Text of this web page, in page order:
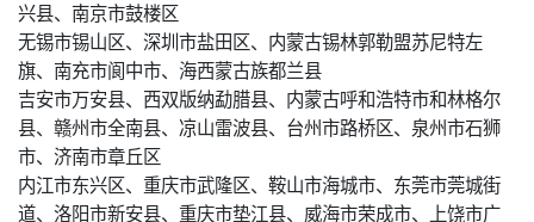
兴县、南京市鼓楼区
无锡市锡山区、深圳市盐田区、内蒙古锡林郭勒盟苏尼特左
旗、南充市阆中市、海西蒙古族都兰县
吉安市万安县、西双版纳勐腊县、内蒙古呼和浩特市和林格尔
县、赣州市全南县、凉山雷波县、台州市路桥区、泉州市石狮
市、济南市章丘区
内江市东兴区、重庆市武隆区、鞍山市海城市、东莞市莞城街
道、洛阳市新安县、重庆市垫江县、威海市荣成市、上饶市广